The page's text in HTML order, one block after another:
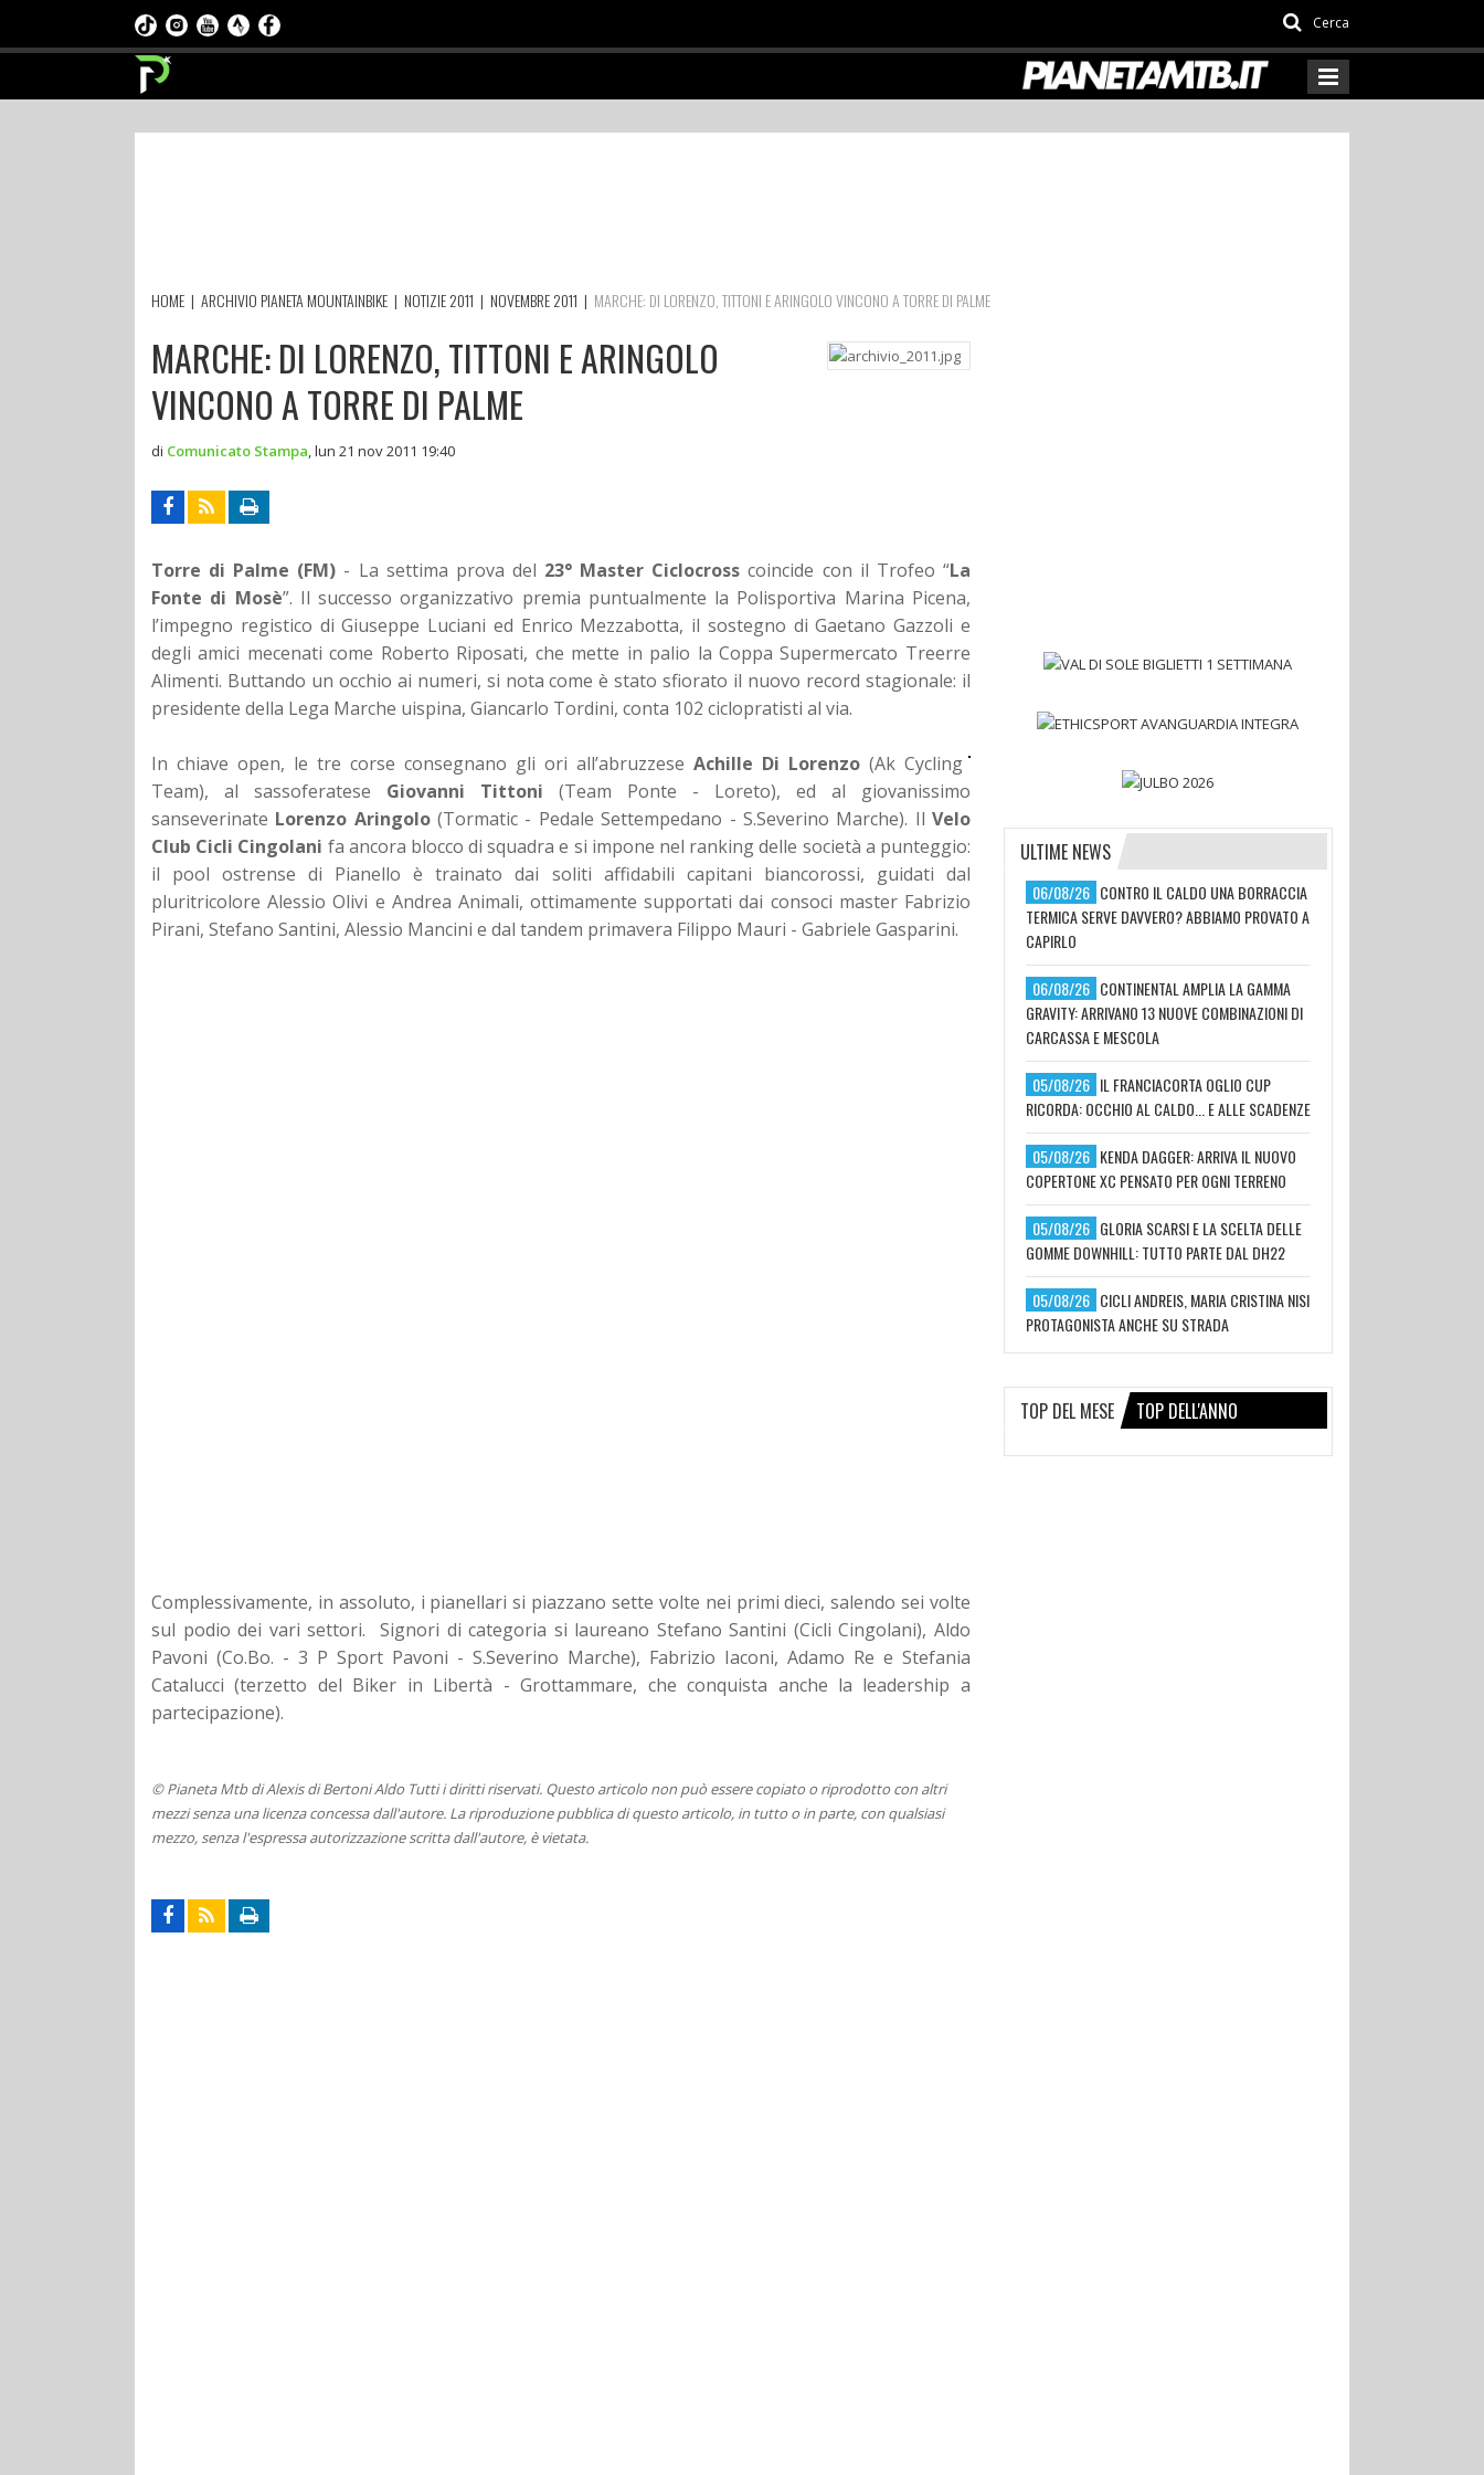
Cerca
HOME | ARCHIVIO PIANETA MOUNTAINBIKE | NOTIZIE 2011 | NOVEMBRE 2011 | MARCHE: DI LORENZO, TITTONI E ARINGOLO VINCONO A TORRE DI PALME
MARCHE: DI LORENZO, TITTONI E ARINGOLO
VINCONO A TORRE DI PALME
di Comunicato Stampa lun 21 nov 2011 19:40
Torre di Palme (FM) - La settima prova del 23° Master Ciclocross coincide con il Trofeo “La
Fonte di Mosè”. Il successo organizzativo premia puntualmente la Polisportiva Marina Picena,
l’impegno registico di Giuseppe Luciani ed Enrico Mezzabotta, il sostegno di Gaetano Gazzoli e
degli amici mecenati come Roberto Riposati, che mette in palio la Coppa Supermercato Treerre
Alimenti. Buttando un occhio ai numeri, si nota come è stato sfiorato il nuovo record stagionale: il
presidente della Lega Marche uispina, Giancarlo Tordini, conta 102 ciclopratisti al via.
In chiave open, le tre corse consegnano gli ori all’abruzzese Achille Di Lorenzo (Ak Cycling
Team), al sassoferatese Giovanni Tittoni (Team Ponte - Loreto), ed al giovanissimo
sanseverinate Lorenzo Aringolo(Tormatic - Pedale Settempedano - S.Severino Marche). Il Velo
Club Cicli Cingolani fa ancora blocco di squadra e si impone nel ranking delle società a punteggio:
il pool ostrense di Pianello è trainato dai soliti affidabili capitani biancorossi, guidati dal
pluritricolore Alessio Olivi e Andrea Animali, ottimamente supportati dai consoci master Fabrizio
Pirani, Stefano Santini, Alessio Mancini e dal tandem primavera Filippo Mauri - Gabriele Gasparini.
Complessivamente, in assoluto, i pianellari si piazzano sette volte nei primi dieci, salendo sei volte
sul podio dei vari settori. Signori di categoria si laureano Stefano Santini (Cicli Cingolani), Aldo
Pavoni (Co.Bo. - 3 P Sport Pavoni - S.Severino Marche), Fabrizio Iaconi, Adamo Re e Stefania
Catalucci (terzetto del Biker in Libertà - Grottammare, che conquista anche la leadership a
partecipazione).
© Pianeta Mtb di Alexis di Bertoni Aldo Tutti i diritti riservati. Questo articolo non può essere copiato o riprodotto con altri
mezzi senza una licenza concessa dall'autore. La riproduzione pubblica di questo articolo, in tutto o in parte, con qualsiasi
mezzo, senza l'espressa autorizzazione scritta dall'autore, è vietata.
ULTIME NEWS
06/08/26 CONTRO IL CALDO UNA BORRACCIA
TERMICA SERVE DAVVERO? ABBIAMO PROVATO A
CAPIRLO
06/08/26 CONTINENTAL AMPLIA LA GAMMA
GRAVITY: ARRIVANO 13 NUOVE COMBINAZIONI DI
CARCASSA E MESCOLA
05/08/26 IL FRANCIACORTA OGLIO CUP
RICORDA: OCCHIO AL CALDO... E ALLE SCADENZE
05/08/26 KENDA DAGGER: ARRIVA IL NUOVO
COPERTONE XC PENSATO PER OGNI TERRENO
05/08/26 GLORIA SCARSI E LA SCELTA DELLE
GOMME DOWNHILL: TUTTO PARTE DAL DH22
05/08/26 CICLI ANDREIS, MARIA CRISTINA NISI
PROTAGONISTA ANCHE SU STRADA
TOP DEL MESE TOP DELL'ANNO